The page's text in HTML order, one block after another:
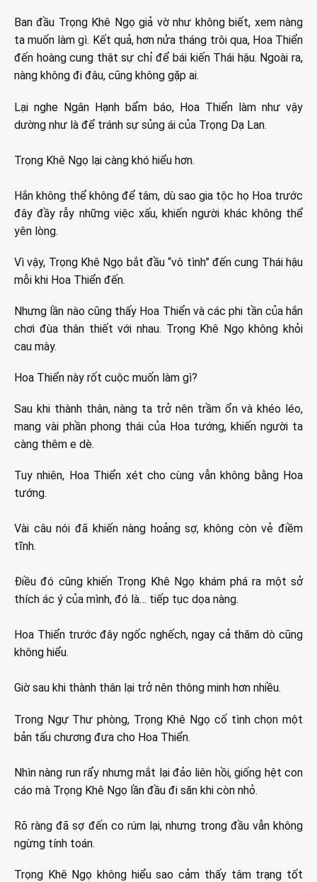
Ban đầu Trọng Khê Ngọ giả vờ như không biết, xem nàng
ta muốn làm gì. Kết quả, hơn nửa tháng trôi qua, Hoa Thiển
đến hoàng cung thật sự chỉ để bái kiến Thái hậu. Ngoài ra,
nàng không đi đâu, cũng không gặp ai.
Lại nghe Ngân Hạnh bẩm báo, Hoa Thiển làm như vậy
dường như là để tránh sự sủng ái của Trọng Dạ Lan.
Trọng Khê Ngọ lại càng khó hiểu hơn.
Hắn không thể không để tâm, dù sao gia tộc họ Hoa trước
đây đầy rẫy những việc xấu, khiến người khác không thể
yên lòng.
Vì vậy, Trọng Khê Ngọ bắt đầu “vô tình” đến cung Thái hậu
mỗi khi Hoa Thiển đến.
Nhưng lần nào cũng thấy Hoa Thiển và các phi tần của hắn
chơi đùa thân thiết với nhau. Trọng Khê Ngọ không khỏi
cau mày.
Hoa Thiển này rốt cuộc muốn làm gì?
Sau khi thành thân, nàng ta trở nên trầm ổn và khéo léo,
mang vài phần phong thái của Hoa tướng, khiến người ta
càng thêm e dè.
Tuy nhiên, Hoa Thiển xét cho cùng vẫn không bằng Hoa
tướng.
Vài câu nói đã khiến nàng hoảng sợ, không còn vẻ điềm
tĩnh.
Điều đó cũng khiến Trọng Khê Ngọ khám phá ra một sở
thích ác ý của mình, đó là… tiếp tục dọa nàng.
Hoa Thiển trước đây ngốc nghếch, ngay cả thăm dò cũng
không hiểu.
Giờ sau khi thành thân lại trở nên thông minh hơn nhiều.
Trong Ngự Thư phòng, Trọng Khê Ngọ cố tình chọn một
bản tấu chương đưa cho Hoa Thiển.
Nhìn nàng run rẩy nhưng mắt lại đảo liên hồi, giống hệt con
cáo mà Trọng Khê Ngọ lần đầu đi săn khi còn nhỏ.
Rõ ràng đã sợ đến co rúm lại, nhưng trong đầu vẫn không
ngừng tính toán.
Trọng Khê Ngọ không hiểu sao cảm thấy tâm trạng tốt